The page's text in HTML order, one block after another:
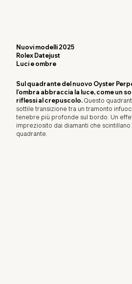
Nuovi modelli 2025
Rolex Datejust
Luci e ombre
Sul quadrante del nuovo Oyster
l’ombra abbraccia la luce, come un
riflessi al crepuscolo. Questo
sottile transizione tra un tramonto
tenebre più profonde sul bordo. Un
impreziosito dai diamanti che scintillano
quadrante.